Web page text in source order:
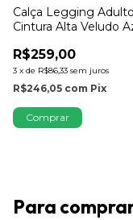
Calça Legging Adulto
Cintura Alta Veludo
R$259,00
3 x de R$86,33 sem juros
R$246,05 com Pix
Comprar
Para